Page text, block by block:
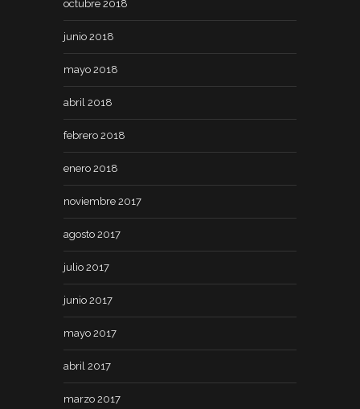
octubre 2018
junio 2018
mayo 2018
abril 2018
febrero 2018
enero 2018
noviembre 2017
agosto 2017
julio 2017
junio 2017
mayo 2017
abril 2017
marzo 2017